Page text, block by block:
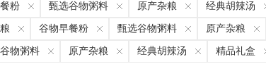
粉 甄选谷物粥料 原产杂粮 经典胡辣汤
谷物早餐粉 甄选谷物粥料 原产杂粮
物粥料 原产杂粮 经典胡辣汤 精品礼盒